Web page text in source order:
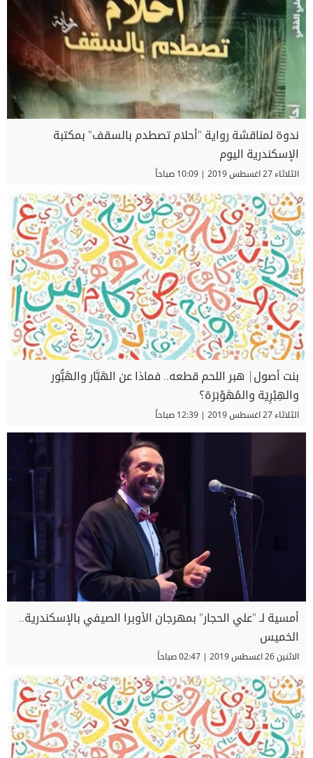
ندوة لمناقشة رواية "أحلام تصطدم بالسقف" بمكتبة
الإسكندرية اليوم
الثلاثاء 27 اغسطس 2019 | 10:09 صباحاً
بنت أصول| هبر اللحم قطعه.. فماذا عن الهَبَّار والهَبُّور
والهِبْرِيَة والمُهَوْبَرَة؟
الثلاثاء 27 اغسطس 2019 | 12:39 صباحاً
أمسية لـ "علي الحجار" بمهرجان الأوبرا الصيفي بالإسكندرية..
الخميس
الاثنين 26 اغسطس 2019 | 02:47 صباحاً